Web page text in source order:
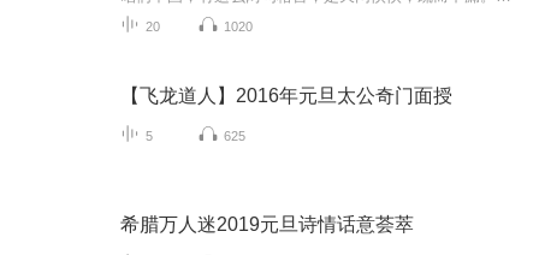
20 1020
【飞龙道人】2016年元旦太公奇门面授
5 625
希腊万人迷2019元旦诗情话意荟萃